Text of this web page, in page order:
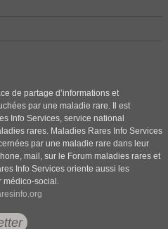
de partage d’informations et
par une maladie rare. Il est
Info Services, service national
rares. Maladies Rares Info Services
par une maladie rare dans leur
mail, sur le Forum maladies rares et
Info Services oriente aussi les
médico-social.